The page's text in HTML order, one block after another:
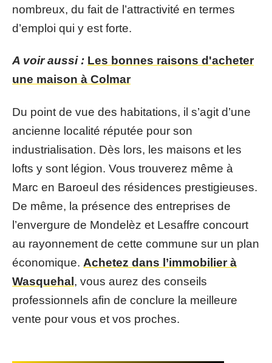
nombreux, du fait de l’attractivité en termes
d’emploi qui y est forte.
A voir aussi : Les bonnes raisons d'acheter
une maison à Colmar
Du point de vue des habitations, il s’agit d’une
ancienne localité réputée pour son
industrialisation. Dès lors, les maisons et les
lofts y sont légion. Vous trouverez même à
Marc en Baroeul des résidences prestigieuses.
De même, la présence des entreprises de
l’envergure de Mondelèz et Lesaffre concourt
au rayonnement de cette commune sur un plan
économique. Achetez dans l’immobilier à
Wasquehal, vous aurez des conseils
professionnels afin de conclure la meilleure
vente pour vous et vos proches.